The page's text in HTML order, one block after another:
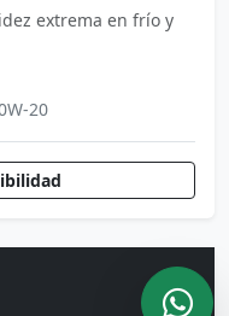
extrema en frío y
20